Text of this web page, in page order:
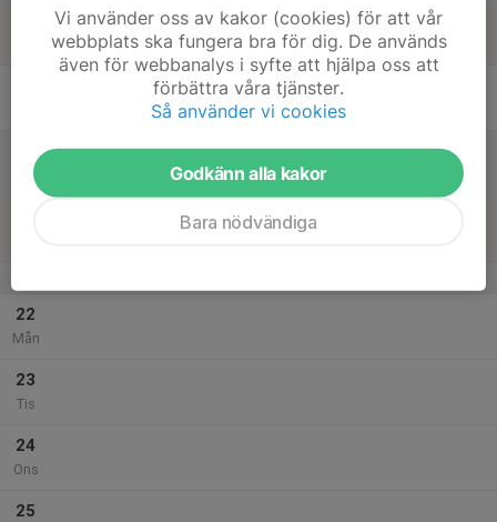
Lör
22
Mån
23
Tis
24
Ons
25
Vi använder oss av kakor (cookies) för att vår
webbplats ska fungera bra för dig. De används
även för webbanalys i syfte att hjälpa oss att
förbättra våra tjänster.
Så använder vi cookies
Godkänn alla kakor
Bara nödvändiga